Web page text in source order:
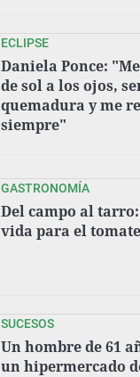
ECLIPSE
Daniela Ponce:
de sol a los ojos,
quemadura y me
siempre"
GASTRONOMÍA
Del campo al
vida para el
SUCESOS
Un hombre de 61
un hipermercado